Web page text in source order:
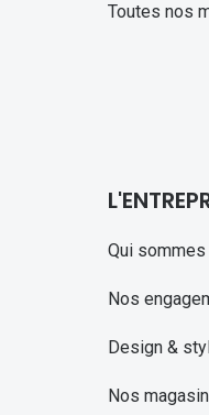
Toutes nos
Qui sommes
Nos
Design &
Nos